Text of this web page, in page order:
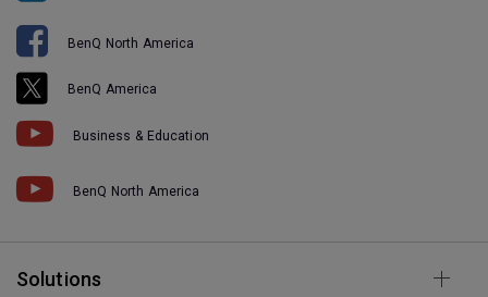
BenQ North America
BenQ America
Business & Education
BenQ North America
Solutions